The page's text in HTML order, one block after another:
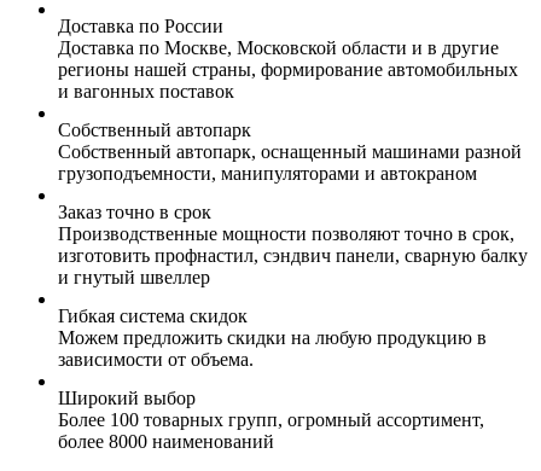
Доставка по России
Доставка по Москве, Московской области и в другие
регионы нашей страны, формирование автомобильных
и вагонных поставок
Собственный автопарк
Собственный автопарк, оснащенный машинами разной
грузоподъемности, манипуляторами и автокраном
Заказ точно в срок
Производственные мощности позволяют точно в срок,
изготовить профнастил, сэндвич панели, сварную балку
и гнутый швеллер
Гибкая система скидок
Можем предложить скидки на любую продукцию в
зависимости от объема.
Широкий выбор
Более 100 товарных групп, огромный ассортимент,
более 8000 наименований